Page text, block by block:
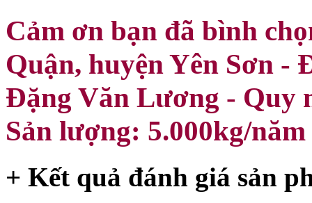
Cảm ơn bạn đã bình
Quận, huyện Yên Sơn -
Đặng Văn Lương - Quy
Sản lượng: 5.000kg/năm
+ Kết quả đánh giá sản